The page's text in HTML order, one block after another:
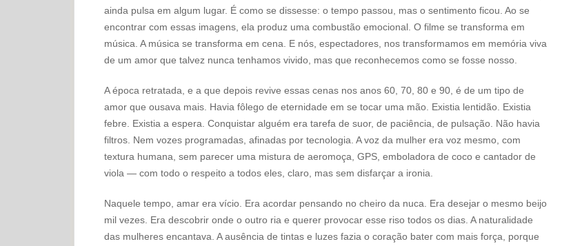
ainda pulsa em algum lugar. É como se dissesse: o tempo passou, mas o sentimento ficou. Ao se
encontrar com essas imagens, ela produz uma combustão emocional. O filme se transforma em
música. A música se transforma em cena. E nós, espectadores, nos transformamos em memória viva
de um amor que talvez nunca tenhamos vivido, mas que reconhecemos como se fosse nosso.
A época retratada, e a que depois revive essas cenas nos anos 60, 70, 80 e 90, é de um tipo de
amor que ousava mais. Havia fôlego de eternidade em se tocar uma mão. Existia lentidão. Existia
febre. Existia a espera. Conquistar alguém era tarefa de suor, de paciência, de pulsação. Não havia
filtros. Nem vozes programadas, afinadas por tecnologia. A voz da mulher era voz mesmo, com
textura humana, sem parecer uma mistura de aeromoça, GPS, emboladora de coco e cantador de
viola — com todo o respeito a todos eles, claro, mas sem disfarçar a ironia.
Naquele tempo, amar era vício. Era acordar pensando no cheiro da nuca. Era desejar o mesmo beijo
mil vezes. Era descobrir onde o outro ria e querer provocar esse riso todos os dias. A naturalidade
das mulheres encantava. A ausência de tintas e luzes fazia o coração bater com mais força, porque